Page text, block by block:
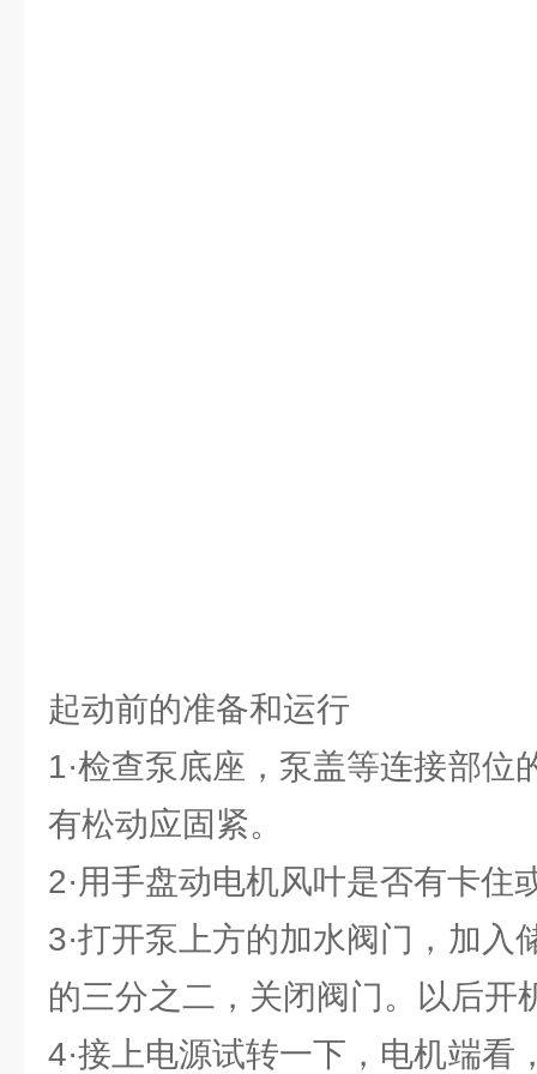
起动前的准备和运行
1·检查泵底座，泵盖等连接部位
有松动应固紧。
2·用手盘动电机风叶是否有卡住
3·打开泵上方的加水阀门，加入
的三分之二，关闭阀门。以后开
4·接上电源试转一下，电机端看